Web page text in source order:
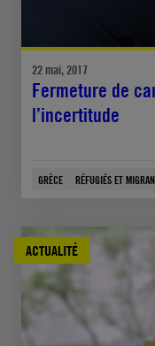
22 mai, 2017
Fermeture de
l’incertitude
GRÈCE RÉFUGIÉS ET
ACTUALITÉ